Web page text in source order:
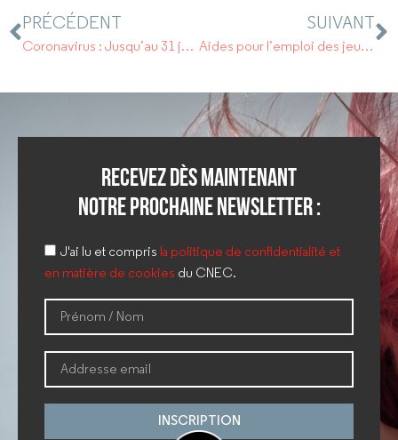
PRÉCÉDENT
Coronavirus : Jusqu’au 31 juillet, les TPE et indépendants peuvent se faire rembourser 50 % des dépenses en matériel de protection
SUIVANT
Aides pour l’emploi des jeunes: Rappel
Recevez dès maintenant
notre prochaine newsletter :
J'ai lu et compris la politique de confidentialité et
en matière de cookies du CNEC.
INSCRIPTION